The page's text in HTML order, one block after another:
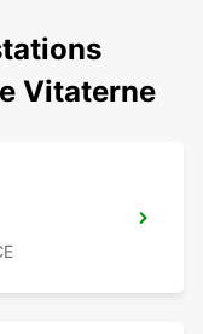
Vitaterne